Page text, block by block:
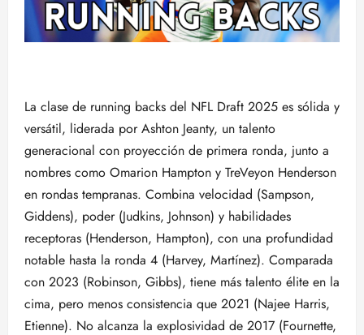
La clase de running backs del NFL Draft 2025 es sólida y
versátil, liderada por Ashton Jeanty, un talento
generacional con proyección de primera ronda, junto a
nombres como Omarion Hampton y TreVeyon Henderson
en rondas tempranas. Combina velocidad (Sampson,
Giddens), poder (Judkins, Johnson) y habilidades
receptoras (Henderson, Hampton), con una profundidad
notable hasta la ronda 4 (Harvey, Martínez). Comparada
con 2023 (Robinson, Gibbs), tiene más talento élite en la
cima, pero menos consistencia que 2021 (Najee Harris,
Etienne). No alcanza la explosividad de 2017 (Fournette,